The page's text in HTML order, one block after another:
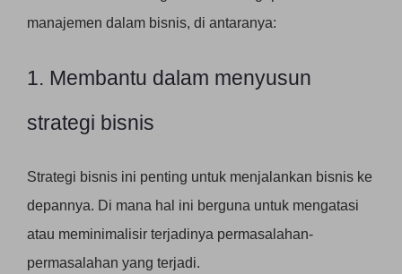
manajemen dalam bisnis, di antaranya:
1. Membantu dalam menyusun
strategi bisnis
Strategi bisnis ini penting untuk menjalankan bisnis ke
depannya. Di mana hal ini berguna untuk mengatasi
atau meminimalisir terjadinya permasalahan-
permasalahan yang terjadi.